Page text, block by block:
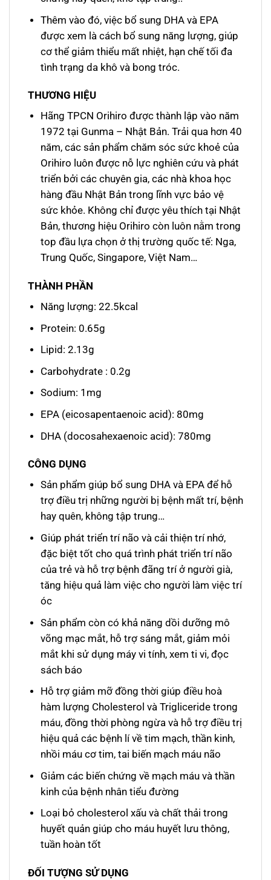
Thêm vào đó, việc bổ sung DHA và EPA
được xem là cách bổ sung năng lượng, giúp
cơ thể giảm thiểu mất nhiệt, hạn chế tối đa
tình trạng da khô và bong tróc.
THƯƠNG HIỆU
Hãng TPCN Orihiro được thành lập vào năm
1972 tại Gunma – Nhật Bản. Trải qua hơn 40
năm, các sản phẩm chăm sóc sức khoẻ của
Orihiro luôn được nỗ lực nghiên cứu và phát
triển bởi các chuyên gia, các nhà khoa học
hàng đầu Nhật Bản trong lĩnh vực bảo vệ
sức khỏe. Không chỉ được yêu thích tại Nhật
Bản, thương hiệu Orihiro còn luôn nằm trong
top đầu lựa chọn ở thị trường quốc tế: Nga,
Trung Quốc, Singapore, Việt Nam…
THÀNH PHẦN
Năng lượng: 22.5kcal
Protein: 0.65g
Lipid: 2.13g
Carbohydrate : 0.2g
Sodium: 1mg
EPA (eicosapentaenoic acid): 80mg
DHA (docosahexaenoic acid): 780mg
CÔNG DỤNG
Sản phẩm giúp bổ sung DHA và EPA để hỗ
trợ điều trị những người bị bệnh mất trí, bệnh
hay quên, không tập trung…
Giúp phát triển trí não và cải thiện trí nhớ,
đặc biệt tốt cho quá trình phát triển trí não
của trẻ và hỗ trợ bệnh đãng trí ở người già,
tăng hiệu quả làm việc cho người làm việc trí
óc
Sản phẩm còn có khả năng dồi dưỡng mô
võng mạc mắt, hỗ trợ sáng mắt, giảm mỏi
mắt khi sử dụng máy vi tính, xem ti vi, đọc
sách báo
Hỗ trợ giảm mỡ đồng thời giúp điều hoà
hàm lượng Cholesterol và Trigliceride trong
máu, đồng thời phòng ngừa và hỗ trợ điều trị
hiệu quả các bệnh lí về tim mạch, thần kinh,
nhồi máu cơ tim, tai biến mạch máu não
Giảm các biến chứng về mạch máu và thần
kinh của bệnh nhân tiểu đường
Loại bỏ cholesterol xấu và chất thải trong
huyết quản giúp cho máu huyết lưu thông,
tuần hoàn tốt
ĐỐI TƯỢNG SỬ DỤNG